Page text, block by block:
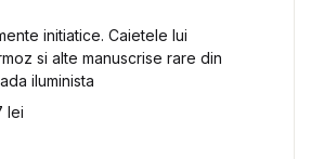
initiatice. Caietele lui
si alte manuscrise rare din
iluminista
lei